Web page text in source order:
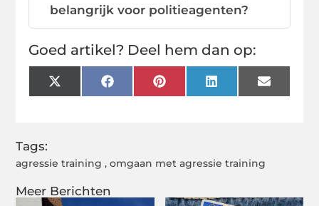
Meer Berichten
belangrijk voor politieagenten?
Goed artikel? Deel hem dan op:
X
(Twitter)
FacebookPinterestLinkedInEmail
Tags:
agressie training ,omgaan met agressie training